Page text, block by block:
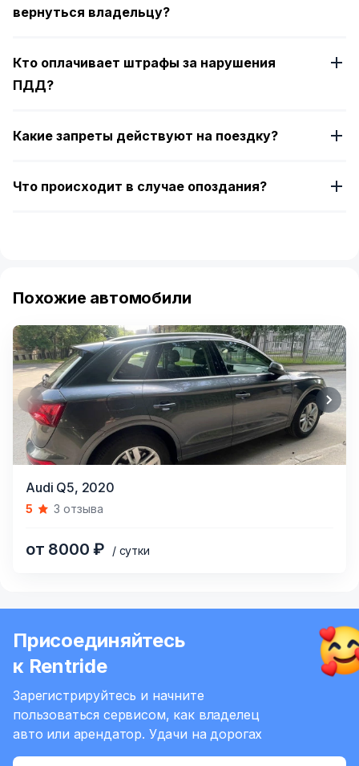
вернуться владельцу?
Кто оплачивает штрафы за нарушения
ПДД?
Какие запреты действуют на поездку?
Что происходит в случае опоздания?
Похожие автомобили
Audi Q5, 2020
5 3 отзыва
от 8000 ₽ / сутки
Присоединяйтесь
к Rentride
Зарегистрируйтесь и начните
пользоваться сервисом, как владелец
авто или арендатор. Удачи на дорогах